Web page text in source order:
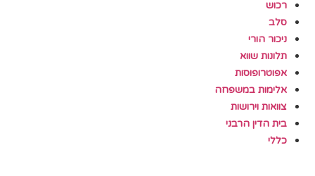
רכוש
סלב
ניכור הורי
תלונות שווא
אפוטרופוסות
אלימות במשפחה
צוואות וירושות
בית הדין הרבני
כללי